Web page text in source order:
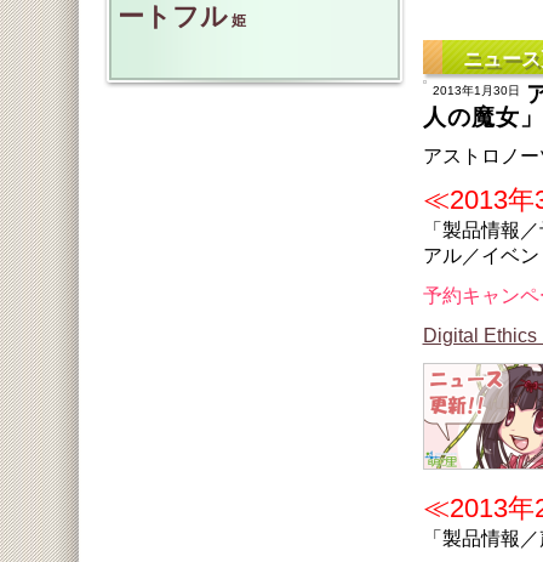
ニュー
2013年1月30日
人の魔女」
アストロノ
≪2013年
「製品情報
アル／イベ
予約キャン
Digital Ethics
≪2013年
「製品情報
ートフル 姫